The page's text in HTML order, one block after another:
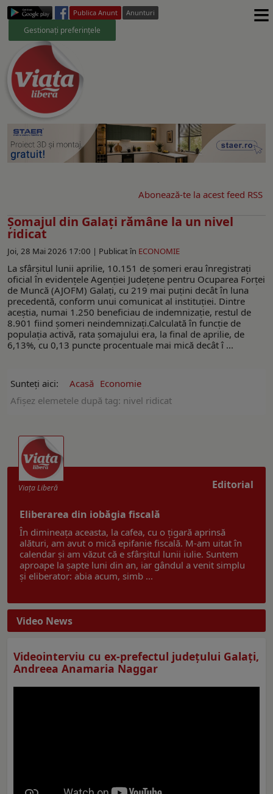
Publica Anunt Anunturi
Gestionați preferințele ≡
Abonează-te la acest feed RSS
Șomajul din Galați rămâne la un nivel
ridicat
Joi, 28 Mai 2026 17:00 | Publicat în ECONOMIE
La sfârșitul lunii aprilie, 10.151 de șomeri erau înregistrați
oficial în evidențele Agenţiei Judeţene pentru Ocuparea Forței
de Muncă (AJOFM) Galați, cu 219 mai puțini decât în luna
precedentă, conform unui comunicat al instituţiei. Dintre
aceștia, numai 1.250 beneficiau de indemnizație, restul de
8.901 fiind șomeri neindemnizați.Calculată în funcție de
populația activă, rata șomajului era, la final de aprilie, de
6,13%, cu 0,13 puncte procentuale mai mică decât î ...
Sunteți aici: Acasă Economie
Afişez elemetele după tag: nivel ridicat
Editorial
Viaţa Liberă
Eliberarea din iobăgia fiscală
În dimineața aceasta, la cafea, cu o țigară aprinsă
alături, am avut o mică epifanie fiscală. M-am uitat în
calendar și am văzut că e sfârșitul lunii iulie. Suntem
aproape la șapte luni din an, iar gândul a venit simplu
și eliberator: abia acum, simb ...
Video News
Videointerviu cu ex-prefectul judeţului Galaţi,
Andreea Anamaria Naggar